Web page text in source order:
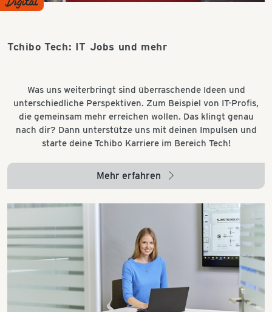
Tchibo Tech: IT Jobs und mehr
Was uns weiterbringt sind überraschende Ideen und
unterschiedliche Perspektiven. Zum Beispiel von IT-Profis,
die gemeinsam mehr erreichen wollen. Das klingt genau
nach dir? Dann unterstütze uns mit deinen Impulsen und
starte deine Tchibo Karriere im Bereich Tech!
Mehr erfahren arrow_right